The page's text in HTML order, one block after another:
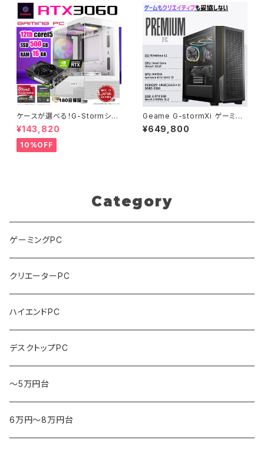
ケースが選べる！G-Stormシリ
ーズ ゲーミングPC 人気のRTX
4060 3060 12G搭載 デスクト
ップPC タワー型 第12世代 CP
U Core i5-12400 - 16GBメ
¥143,820
10%OFF
Geame G-stormXi ゲーミン
グPC｜RTX5070 Ti / Core
Ultra 7 265F｜64GB / 2TB
¥649,800
Category
ゲーミングPC
クリエーターPC
ハイエンドPC
デスクトップPC
～5万円台
6万円～8万円台